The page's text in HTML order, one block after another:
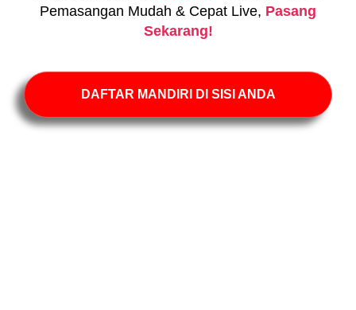
Pemasangan Mudah & Cepat Live, Pasang
Sekarang!
DAFTAR MANDIRI DI SISI ANDA